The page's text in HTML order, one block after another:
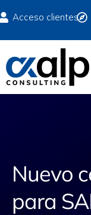
Acceso clientes
Nuevo
para